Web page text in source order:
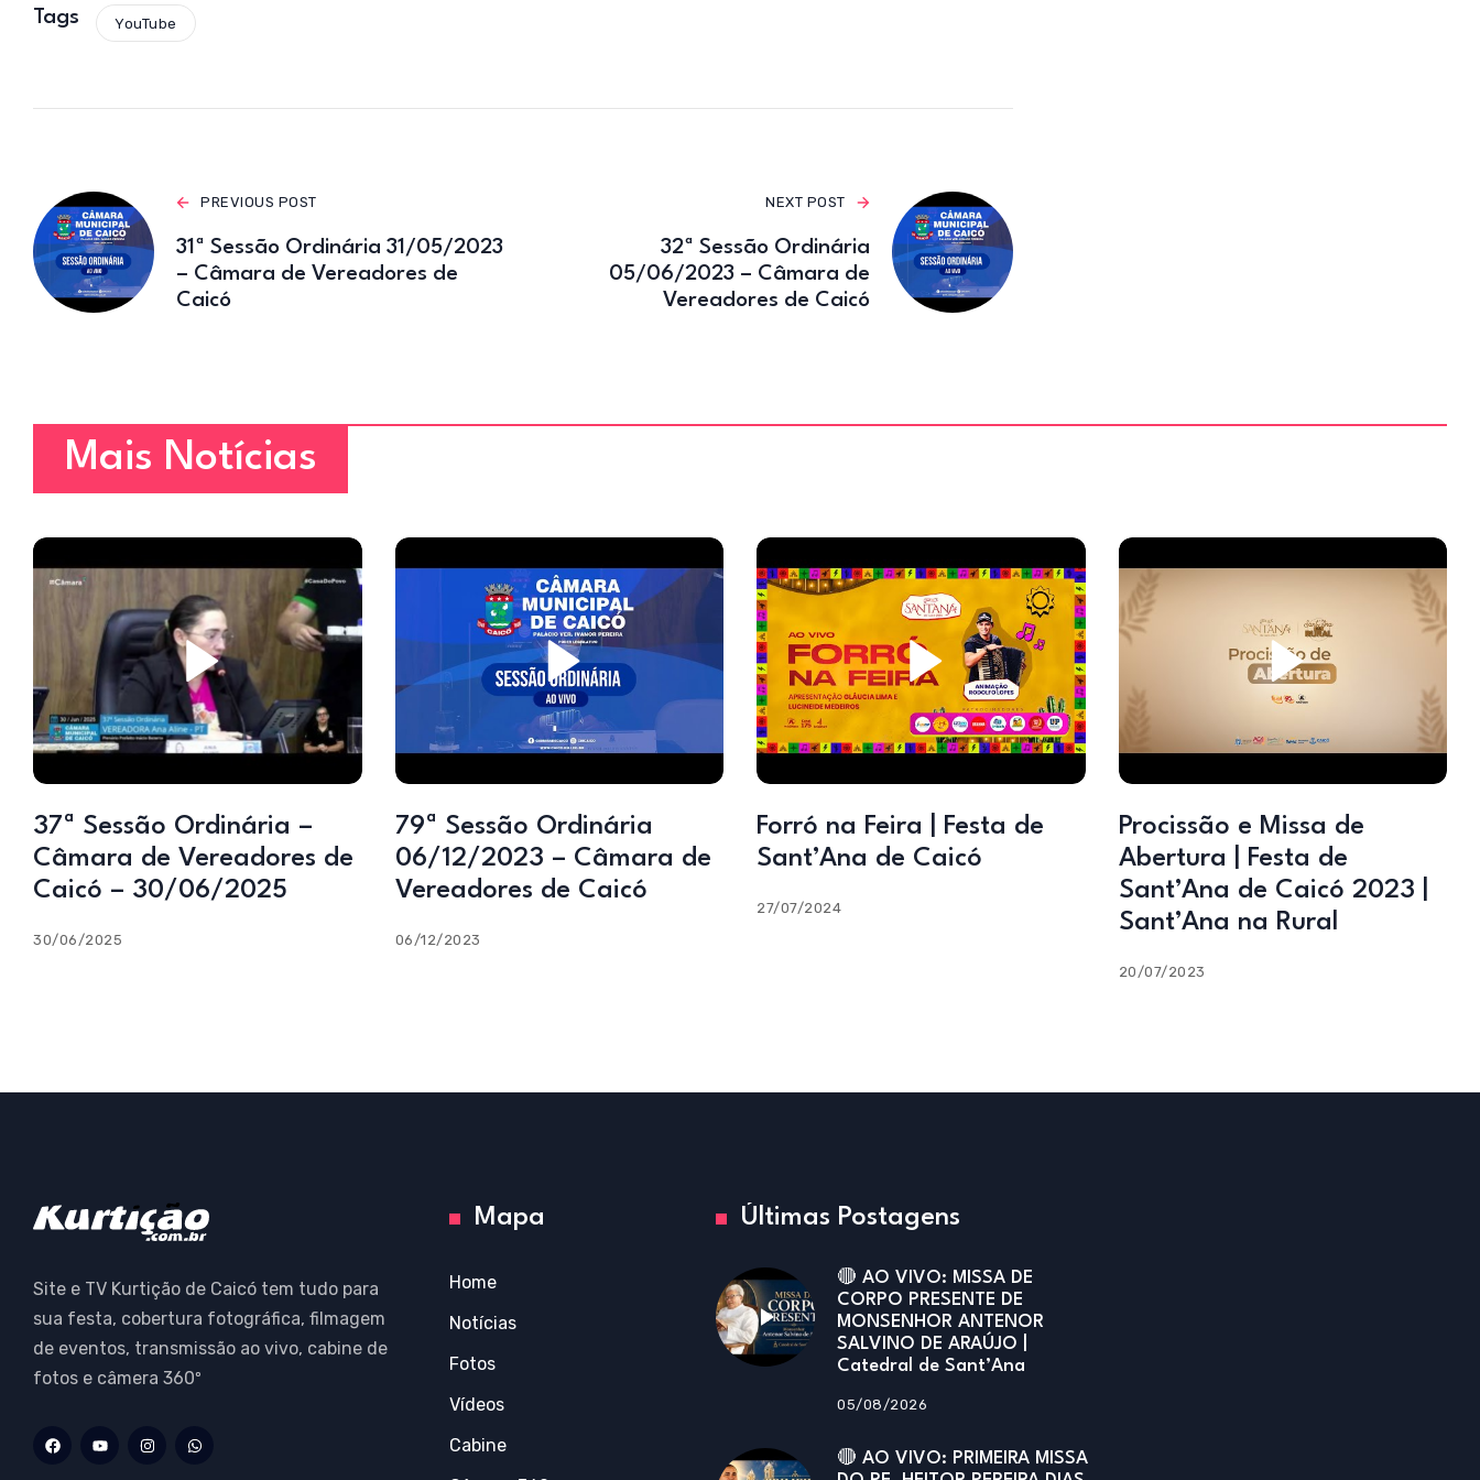
Tags YouTube
PREVIOUS POST
31ª Sessão Ordinária 31/05/2023
– Câmara de Vereadores de
Caicó
NEXT POST
32ª Sessão Ordinária
05/06/2023 – Câmara de
Vereadores de Caicó
Mais Notícias
37ª Sessão Ordinária –
Câmara de Vereadores de
Caicó – 30/06/2025
30/06/2025
79ª Sessão Ordinária
06/12/2023 – Câmara de
Vereadores de Caicó
06/12/2023
Forró na Feira | Festa de
Sant’Ana de Caicó
27/07/2024
Procissão e Missa de
Abertura | Festa de
Sant’Ana de Caicó 2023 |
Sant’Ana na Rural
20/07/2023
Site e TV Kurtição de Caicó tem tudo para
sua festa, cobertura fotográfica, filmagem
de eventos, transmissão ao vivo, cabine de
fotos e câmera 360º
Mapa
Home
Notícias
Fotos
Vídeos
Cabine
Últimas Postagens
🔴 AO VIVO: MISSA DE
CORPO PRESENTE DE
MONSENHOR ANTENOR
SALVINO DE ARAÚJO |
Catedral de Sant’Ana
05/08/2026
🔴 AO VIVO: PRIMEIRA MISSA